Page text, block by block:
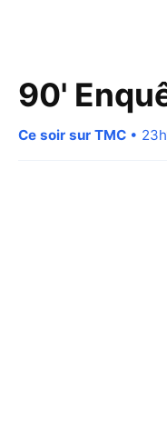
90'
Ce soir sur TMC •